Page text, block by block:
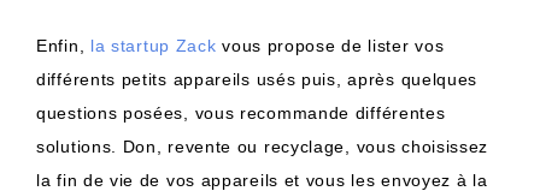
Enfin, la startup Zack vous propose de lister vos
différents petits appareils usés puis, après quelques
questions posées, vous recommande différentes
solutions. Don, revente ou recyclage, vous choisissez
la fin de vie de vos appareils et vous les envoyez à la